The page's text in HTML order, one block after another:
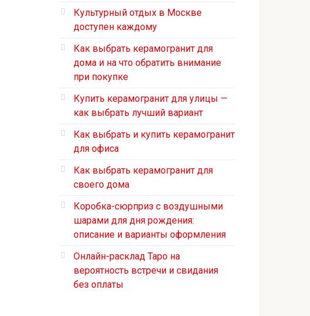
Культурный отдых в Москве
доступен каждому
Как выбрать керамогранит для
дома и на что обратить внимание
при покупке
Купить керамогранит для улицы —
как выбрать лучший вариант
Как выбрать и купить керамогранит
для офиса
Как выбрать керамогранит для
своего дома
Коробка-сюрприз с воздушными
шарами для дня рождения:
описание и варианты оформления
Онлайн-расклад Таро на
вероятность встречи и свидания
без оплаты